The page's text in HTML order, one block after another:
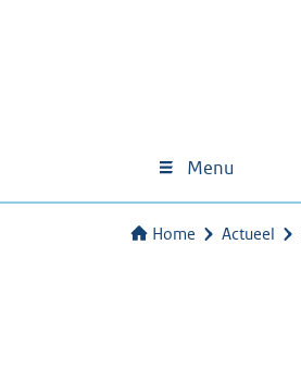
Menu
Home Actueel